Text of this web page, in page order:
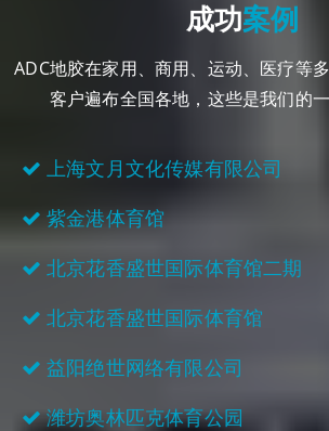
成功案例
ADC地胶在家用、商用、运动、医疗等
客户遍布全国各地，这些是我们的
上海文月文化传媒有限公司
紫金港体育馆
北京花香盛世国际体育馆二期
北京花香盛世国际体育馆
益阳绝世网络有限公司
潍坊奥林匹克体育公园